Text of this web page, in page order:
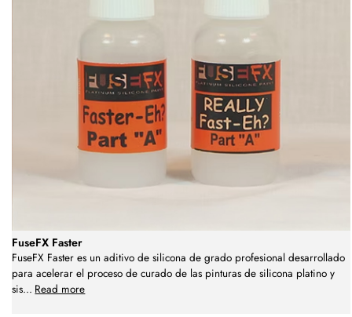
FuseFX Faster
FuseFX Faster es un aditivo de silicona de grado profesional desarrollado
para acelerar el proceso de curado de las pinturas de silicona platino y
sis... Read more